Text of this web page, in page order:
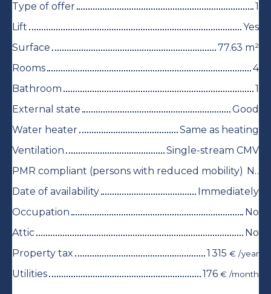
Type of offer
1
Lift
Yes
Surface
77.63 m²
Rooms
4
Bathroom
1
External state
Good
Water heater
Same as heating
Ventilation
Single-stream CMV
PMR compliant (persons with reduced mobility)
No
Date of availability
Immediately
Occupation
No
Attic
No
Property tax
1 315 € /year
Utilities 176 € /month